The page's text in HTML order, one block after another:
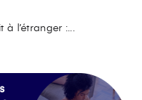
l’étranger :...